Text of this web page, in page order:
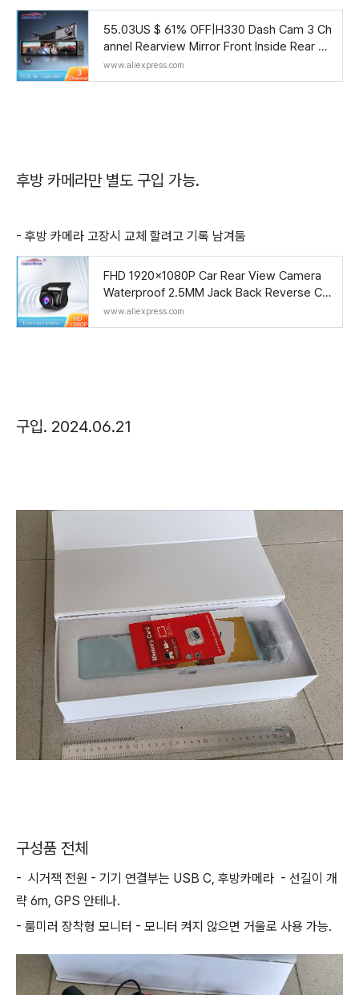
55.03US $ 61% OFF|H330 Dash Cam 3 Ch
annel Rearview Mirror Front Inside Rear 4K
+1080P+1080P WiFi GPS Dual Lens Car Dv
r Camera Inf
www.aliexpress.com
후방 카메라만 별도 구입 가능.
- 후방 카메라 고장시 교체 할려고 기록 남겨둠
FHD 1920x1080P Car Rear View Camera
Waterproof 2.5MM Jack Back Reverse Ca
mera Parking Assistance for DVR Dashca
m T30 K50 - AliEx
www.aliexpress.com
구입. 2024.06.21
구성품 전체
- 시거잭 전원 - 기기 연결부는 USB C, 후방카메라 - 선길이 개
략 6m, GPS 안테나.
- 룸미러 장착형 모니터 - 모니터 켜지 않으면 거울로 사용 가능.